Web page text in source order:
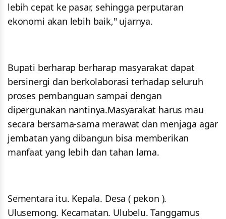
lebih cepat ke pasar, sehingga perputaran
ekonomi akan lebih baik," ujarnya.
Bupati berharap berharap masyarakat dapat
bersinergi dan berkolaborasi terhadap seluruh
proses pembanguan sampai dengan
dipergunakan nantinya.Masyarakat harus mau
secara bersama-sama merawat dan menjaga agar
jembatan yang dibangun bisa memberikan
manfaat yang lebih dan tahan lama.
Sementara itu. Kepala. Desa ( pekon ).
Ulusemong. Kecamatan. Ulubelu. Tanggamus